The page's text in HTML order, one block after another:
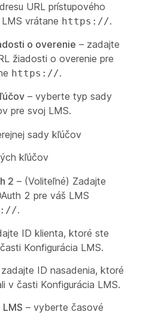
URL prístupového
vrátane https://.
o overenie – zadajte
žiadosti o overenie pre
https://.
– vyberte typ sady
pre svoj LMS.
sady kľúčov
kľúčov
2 – (Voliteľné) Zadajte
2 pre váš LMS
.
ID klienta, ktoré ste
Konfigurácia LMS.
ID nasadenia, ktoré
v časti Konfigurácia LMS.
– vyberte časové